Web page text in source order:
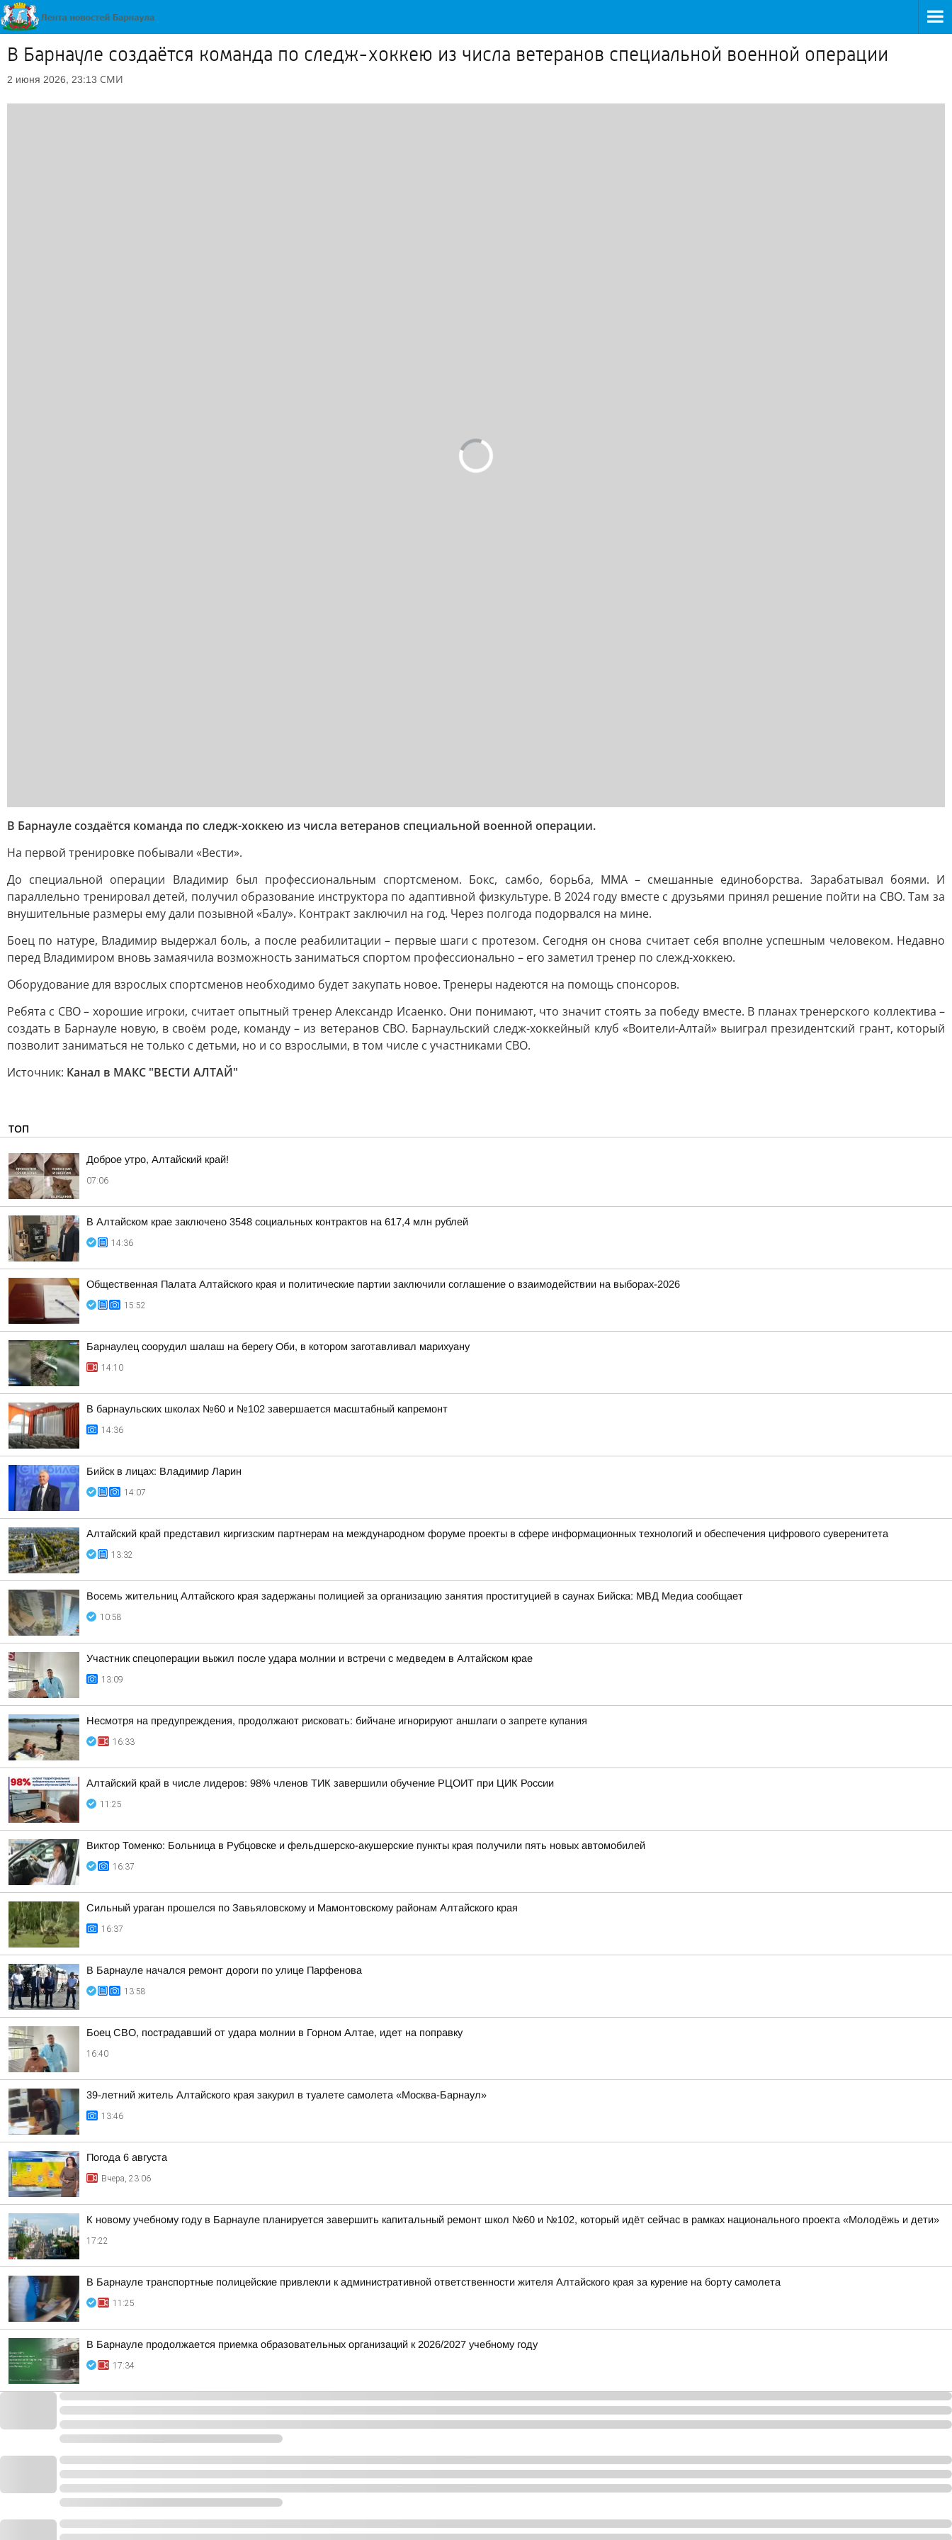
В Барнауле создаётся команда по следж-хоккею из числа ветеранов специальной военной операции
2 июня 2026, 23:13 СМИ
В Барнауле создаётся команда по следж-хоккею из числа ветеранов специальной военной операции.
На первой тренировке побывали «Вести».
До специальной операции Владимир был профессиональным спортсменом. Бокс, самбо, борьба, ММА – смешанные единоборства. Зарабатывал боями. И
параллельно тренировал детей, получил образование инструктора по адаптивной физкультуре. В 2024 году вместе с друзьями принял решение пойти на СВО. Там за
внушительные размеры ему дали позывной «Балу». Контракт заключил на год. Через полгода подорвался на мине.
Боец по натуре, Владимир выдержал боль, а после реабилитации – первые шаги с протезом. Сегодня он снова считает себя вполне успешным человеком. Недавно
перед Владимиром вновь замаячила возможность заниматься спортом профессионально – его заметил тренер по слежд-хоккею.
Оборудование для взрослых спортсменов необходимо будет закупать новое. Тренеры надеются на помощь спонсоров.
Ребята с СВО – хорошие игроки, считает опытный тренер Александр Исаенко. Они понимают, что значит стоять за победу вместе. В планах тренерского коллектива –
создать в Барнауле новую, в своём роде, команду – из ветеранов СВО. Барнаульский следж-хоккейный клуб «Воители-Алтай» выиграл президентский грант, который
позволит заниматься не только с детьми, но и со взрослыми, в том числе с участниками СВО.
Источник: Канал в МАКС "ВЕСТИ АЛТАЙ"
ТОП
Доброе утро, Алтайский край!
07:06
В Алтайском крае заключено 3548 социальных контрактов на 617,4 млн рублей
14:36
Общественная Палата Алтайского края и политические партии заключили соглашение о взаимодействии на выборах-2026
15:52
Барнаулец соорудил шалаш на берегу Оби, в котором заготавливал марихуану
14:10
В барнаульских школах №60 и №102 завершается масштабный капремонт
14:36
Бийск в лицах: Владимир Ларин
14:07
Алтайский край представил киргизским партнерам на международном форуме проекты в сфере информационных технологий и обеспечения цифрового суверенитета
13:32
Восемь жительниц Алтайского края задержаны полицией за организацию занятия проституцией в саунах Бийска: МВД Медиа сообщает
10:58
Участник спецоперации выжил после удара молнии и встречи с медведем в Алтайском крае
13:09
Несмотря на предупреждения, продолжают рисковать: бийчане игнорируют аншлаги о запрете купания
16:33
Алтайский край в числе лидеров: 98% членов ТИК завершили обучение РЦОИТ при ЦИК России
11:25
Виктор Томенко: Больница в Рубцовске и фельдшерско-акушерские пункты края получили пять новых автомобилей
16:37
Сильный ураган прошелся по Завьяловскому и Мамонтовскому районам Алтайского края
16:37
В Барнауле начался ремонт дороги по улице Парфенова
13:58
Боец СВО, пострадавший от удара молнии в Горном Алтае, идет на поправку
16:40
39-летний житель Алтайского края закурил в туалете самолета «Москва-Барнаул»
13:46
Погода 6 августа
Вчера, 23:06
К новому учебному году в Барнауле планируется завершить капитальный ремонт школ №60 и №102, который идёт сейчас в рамках национального проекта «Молодёжь и дети»
17:22
В Барнауле транспортные полицейские привлекли к административной ответственности жителя Алтайского края за курение на борту самолета
11:25
В Барнауле продолжается приемка образовательных организаций к 2026/2027 учебному году
17:34